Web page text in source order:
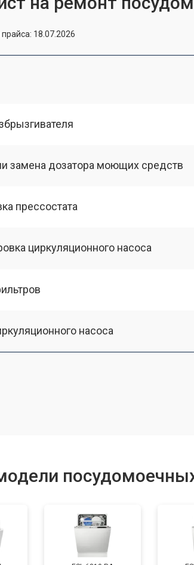
18.07.2026
замена дозатора моющих средств
прессостата
циркуляционного насоса
насоса
замена петли двери